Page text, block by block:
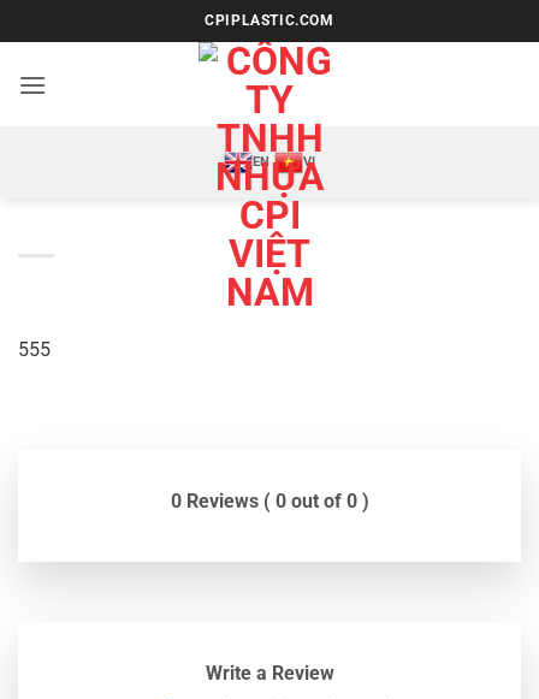
qua
nội
CPIPLASTIC.COM
EN VI
555
0 Reviews ( 0 out of 0 )
Write a Review